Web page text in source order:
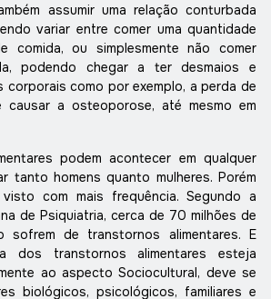
assumir uma relação conturbada
variar entre comer uma quantidade
comida, ou simplesmente não comer
podendo chegar a ter desmaios e
corporais como por exemplo, a perda de
a osteoporose, até mesmo em
podem acontecer em qualquer
tanto homens quanto mulheres. Porém
com mais frequência. Segundo a
de Psiquiatria, cerca de 70 milhões de
sofrem de transtornos alimentares. E
dos transtornos alimentares esteja
ao aspecto Sociocultural, deve se
biológicos, psicológicos, familiares e